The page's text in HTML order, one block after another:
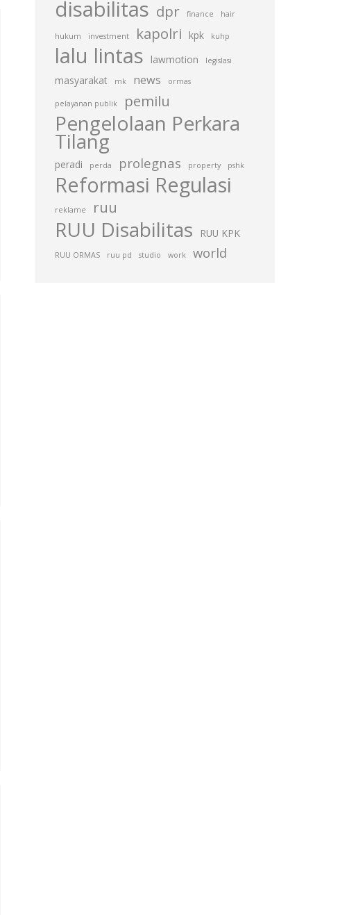
disabilitas dpr finance hair
hukum investment kapolri kpk kuhp
lalu lintas lawmotion legislasi
masyarakat mk news ormas
pelayanan publik pemilu
Pengelolaan Perkara
Tilang
peradi perda prolegnas property pshk
Reformasi Regulasi
reklame ruu
RUU Disabilitas RUU KPK
RUU ORMAS ruu pd studio work world